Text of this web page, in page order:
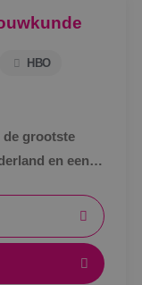
HBO
de grootste
en een
dan snel!